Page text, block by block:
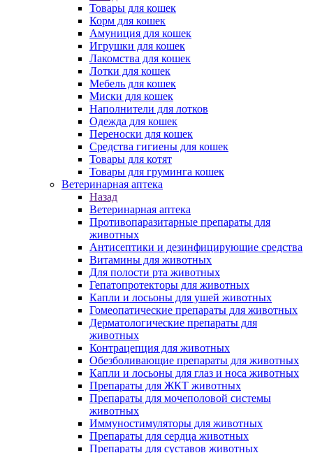
Товары для кошек
Корм для кошек
Амуниция для кошек
Игрушки для кошек
Лакомства для кошек
Лотки для кошек
Мебель для кошек
Миски для кошек
Наполнители для лотков
Одежда для кошек
Переноски для кошек
Средства гигиены для кошек
Товары для котят
Товары для груминга кошек
Ветеринарная аптека
Назад
Ветеринарная аптека
Противопаразитарные препараты для
животных
Антисептики и дезинфицирующие средства
Витамины для животных
Для полости рта животных
Гепатопротекторы для животных
Капли и лосьоны для ушей животных
Гомеопатические препараты для животных
Дерматологические препараты для
животных
Контрацепция для животных
Обезболивающие препараты для животных
Капли и лосьоны для глаз и носа животных
Препараты для ЖКТ животных
Препараты для мочеполовой системы
животных
Иммуностимуляторы для животных
Препараты для сердца животных
Препараты для суставов животных